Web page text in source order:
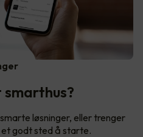
løsninger, eller trenger
et godt sted å starte.